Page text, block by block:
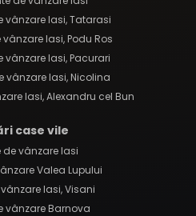
vânzare Iasi, Tatarasi
Iasi, Podu Ros
vânzare Iasi, Pacurari
vânzare Iasi, Nicolina
Iasi, Alexandru cel Bun
case vile
de vânzare Iasi
Valea Lupului
Iasi, Visani
vânzare Barnova